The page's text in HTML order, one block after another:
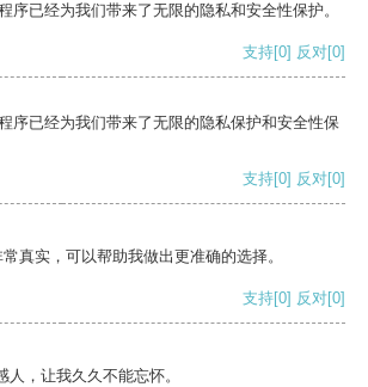
序已经为我们带来了无限的隐私和安全性保护。
支持[0] 反对[0]
序已经为我们带来了无限的隐私保护和安全性保
支持[0] 反对[0]
真实，可以帮助我做出更准确的选择。
支持[0] 反对[0]
，让我久久不能忘怀。